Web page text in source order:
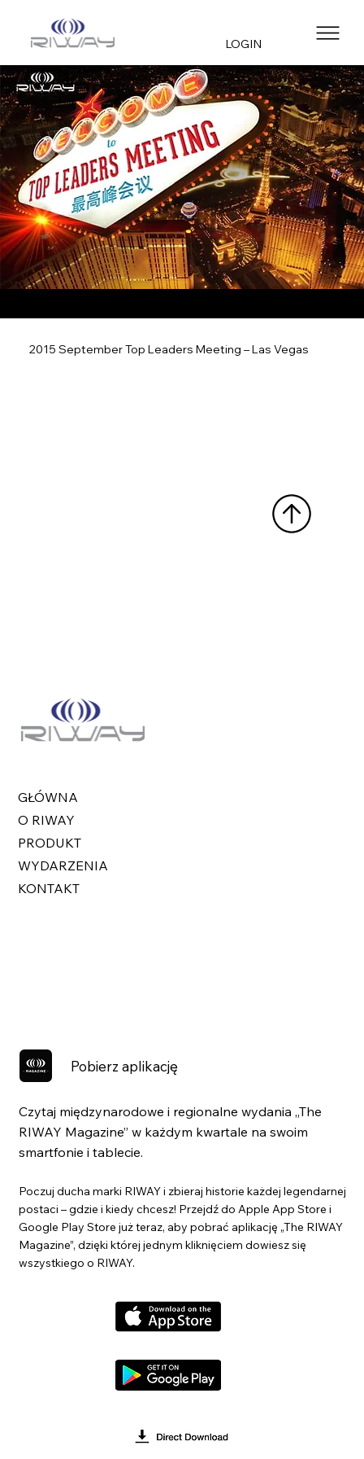
LOGIN
2015 September Top Leaders Meeting – Las Vegas
GŁÓWNA
O RIWAY
PRODUKT
WYDARZENIA
KONTAKT
Pobierz aplikację
Czytaj międzynarodowe i regionalne wydania „The
RIWAY Magazine” w każdym kwartale na swoim
smartfonie i tablecie.
Poczuj ducha marki RIWAY i zbieraj historie każdej legendarnej
postaci – gdzie i kiedy chcesz! Przejdź do Apple App Store i
Google Play Store już teraz, aby pobrać aplikację „The RIWAY
Magazine”, dzięki której jednym kliknięciem dowiesz się
wszystkiego o RIWAY.